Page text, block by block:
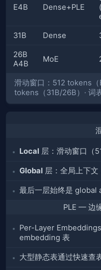
E4B Dense+PLE
31B Dense
26B
A4B
MoE
滑动窗口：512 tokens（
tokens（31B/26B）· 词
Local 层：滑动窗口（
Global 层：全局上下文
最后一层始终是 global
PLE — 边
Per-Layer
embedding 表
大型静态表通过快速查